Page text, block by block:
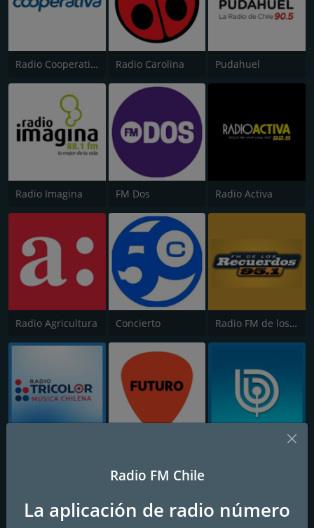
Radio Cooperativa Radio Carolina Pudahuel
Radio Imagina FM Dos Radio Activa
Radio Agricultura Concierto Radio FM de los Recuerdos
Radio FM Chile
La aplicación de radio número